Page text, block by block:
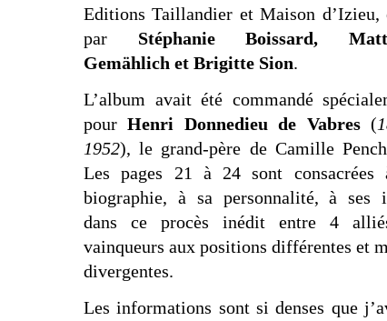
Editions Taillandier et Maison d’Izieu,
par Stéphanie Boissard,
Gemählich et Brigitte Sion.
L’album avait été commandé
pourHenri Donnedieu de Vabres(
1952), le grand-père de Camille
Les pages 21 à 24 sont consacrées
biographie, à sa personnalité, à ses
dans ce procès inédit entre 4
vainqueurs aux positions différentes et
divergentes.
Les informations sont si denses que